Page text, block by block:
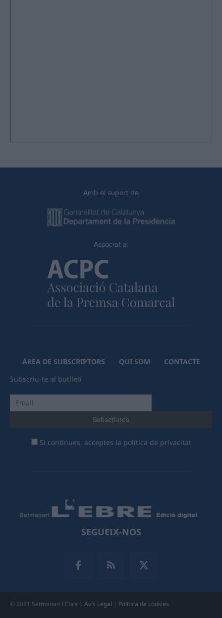
Amb el suport de
Associat a:
ÀREA DE SUBSCRIPTORS QUI SOM
CONTACTE
Subscriu-te al butlletí
Si continues, acceptes la política de privacitat
SEGUEIX-NOS
© 2021 Setmanari l'Ebre | Avís Legal | Política de cookies